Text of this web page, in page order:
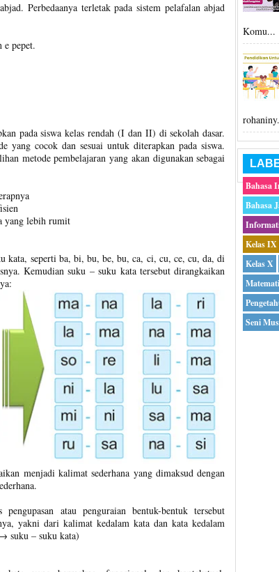
Perbedaanya terletak pada sistem pelafalan abjad
pepet.
pada siswa kelas rendah (I dan II) di sekolah dasar.
yang cocok dan sesuai untuk diterapkan pada siswa.
metode pembelajaran yang akan digunakan sebagai
yang lebih rumit
kata, seperti ba, bi, bu, be, bu, ca, ci, cu, ce, cu, da, di
Kemudian suku – suku kata tersebut dirangkaikan
menjadi kalimat sederhana yang dimaksud dengan
atau penguraian bentuk-bentuk tersebut
yakni dari kalimat kedalam kata dan kata kedalam
suku – suku kata)
Komu...
Bahasa
Bahasa
Kelas IX
Kelas X
Seni